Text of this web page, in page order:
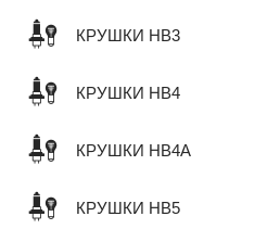
КРУШКИ HB3
КРУШКИ HB4
КРУШКИ HB4A
КРУШКИ HB5